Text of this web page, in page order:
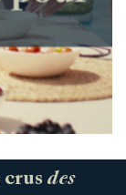
crus des